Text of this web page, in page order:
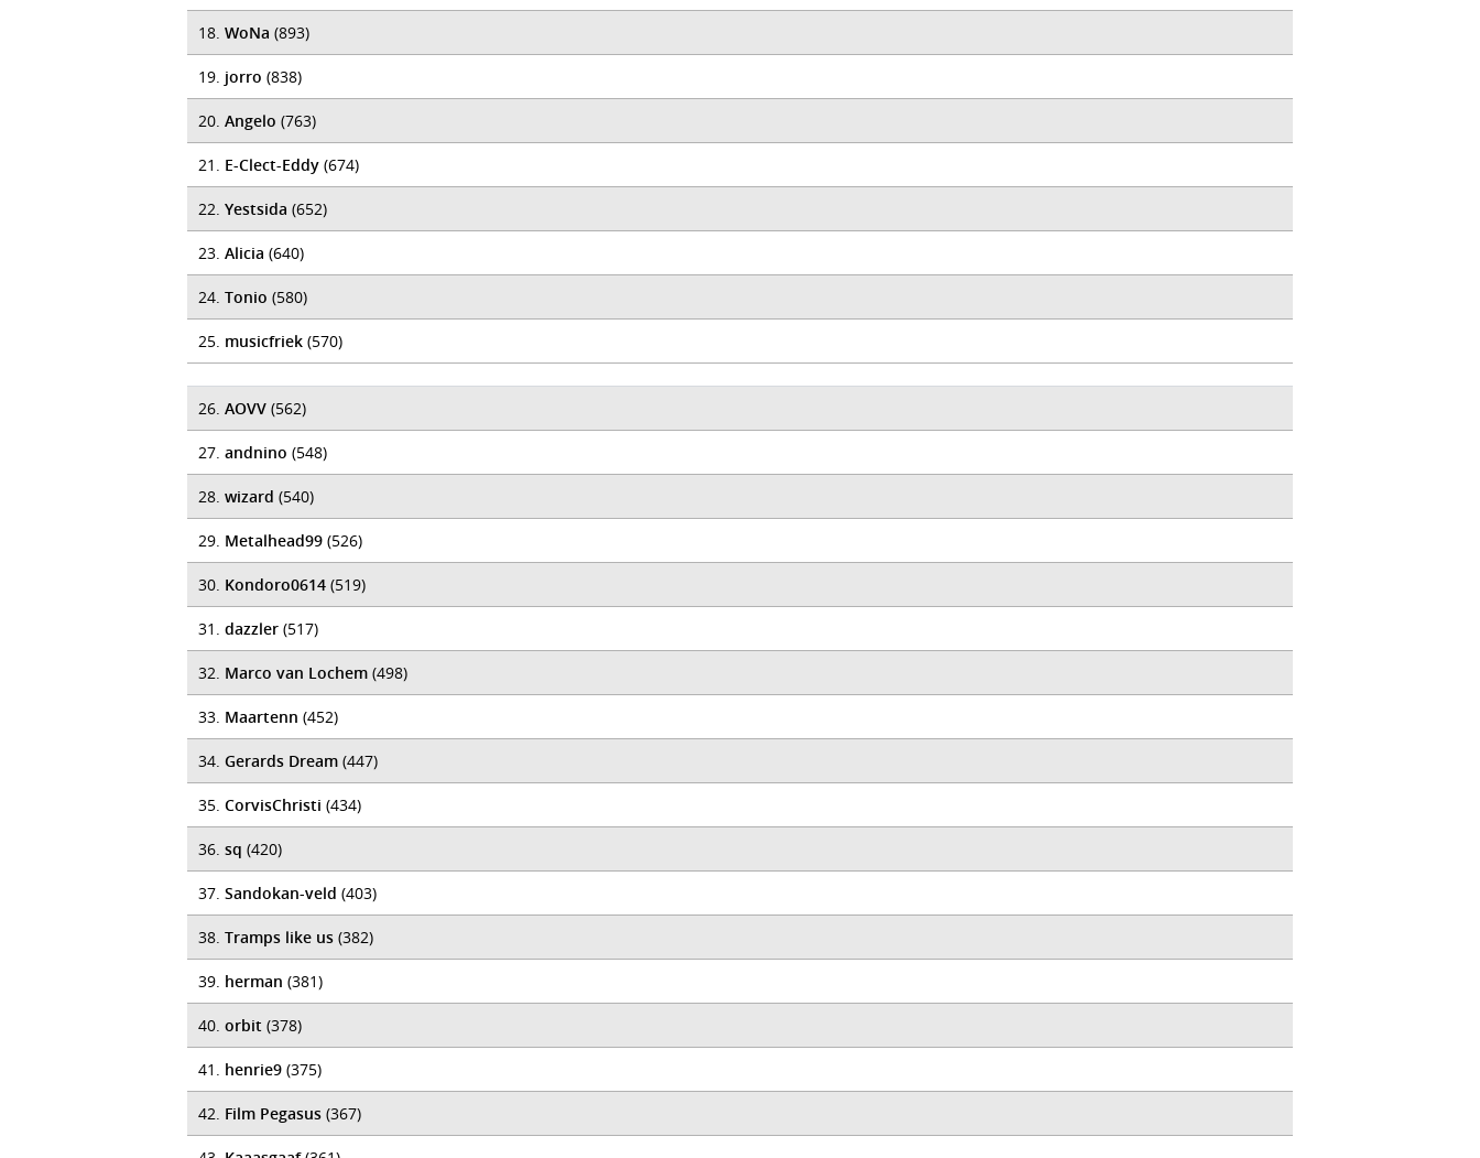
18. WoNa (893)
19. jorro (838)
20. Angelo (763)
21. E-Clect-Eddy (674)
22. Yestsida (652)
23. Alicia (640)
24. Tonio (580)
25. musicfriek (570)
26. AOVV (562)
27. andnino (548)
28. wizard (540)
29. Metalhead99 (526)
30. Kondoro0614 (519)
31. dazzler (517)
32. Marco van Lochem (498)
33. Maartenn (452)
34. Gerards Dream (447)
35. CorvisChristi (434)
36. sq (420)
37. Sandokan-veld (403)
38. Tramps like us (382)
39. herman (381)
40. orbit (378)
41. henrie9 (375)
42. Film Pegasus (367)